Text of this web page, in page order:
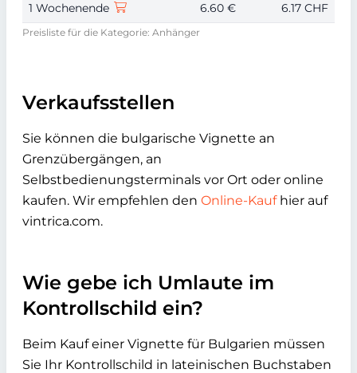
Preisliste für die Kategorie: Anhänger
1 Wochenende 6.60 € 6.17 CHF
Verkaufsstellen
Sie können die bulgarische Vignette an
Grenzübergängen, an
Selbstbedienungsterminals vor Ort oder online
kaufen. Wir empfehlen den Online-Kaufhier auf
vintrica.com.
Wie gebe ich Umlaute im
Kontrollschild ein?
Beim Kauf einer Vignette für Bulgarien müssen
Sie Ihr Kontrollschild in lateinischen Buchstaben